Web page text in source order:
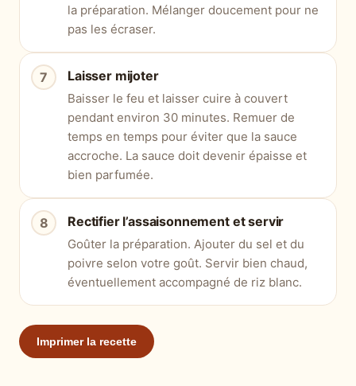
la préparation. Mélanger doucement pour ne
pas les écraser.
Laisser mijoter
Baisser le feu et laisser cuire à couvert
pendant environ 30 minutes. Remuer de
temps en temps pour éviter que la sauce
accroche. La sauce doit devenir épaisse et
bien parfumée.
Rectifier l’assaisonnement et servir
Goûter la préparation. Ajouter du sel et du
poivre selon votre goût. Servir bien chaud,
éventuellement accompagné de riz blanc.
Imprimer la recette